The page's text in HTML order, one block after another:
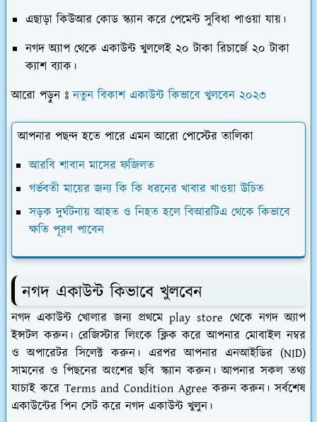
এছাড়া কিউআর কোড স্ক্যান করে পেমেন্ট সুবিধা পাওয়া যায়।
নগদ অ্যাপ থেকে একাউন্ট খুললেই ২০ টাকা রিচার্জে ২০ টাকা
ক্যাশ ব্যাক।
আরো পড়ুন ঃনতুন বিকাশ একাউন্ট কিভাবে খুলবেন ২০২৩
আপনার পছন্দ হতে পারে এমন আরো পোস্টের তালিকা
আরবি শাবান মাসের ফজিলত
গর্ভবতী মায়ের জন্য কি কি ধরনের খাবার খাওয়া উচিত
সড়ক দুর্ঘটনায় আহত ও নিহত হলে বিআরটিএ থেকে কিভাবে
ক্ষতি পূরণ পাবেন
নগদ একাউন্ট কিভাবে খুলবেন
নগদ একাউন্ট খোলার জন্য প্রথমে play store থেকে নগদ অ্যাপ
ইন্সটল করুন। রেজিস্টার লিংকে ক্লিক করে আপনার মোবাইল নম্বর
ও অপারেটর সিলেক্ট করুন। এরপর আপনার এনআইডির (NID)
সামনের ও পিছনের অংশের ছবি স্ক্যান করুন। আপনার সকল তথ্য
যাচাই করে Terms and Condition Agree করুন করুন। সর্বশেষ
একাউন্টের পিন সেট করে নগদ একাউন্ট খুলুন।